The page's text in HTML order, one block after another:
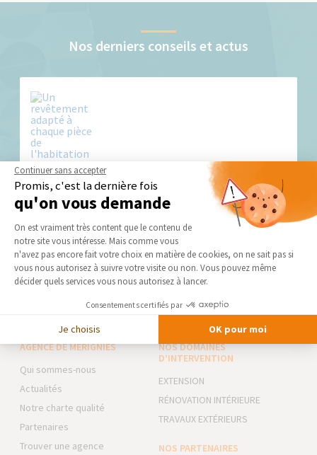
Nos derniers conseils et actus
Choisir un revêtement de sol adapté à chaque
pièce
Parquet, carrelage ou lino : les revêtements de sol se
VOIR TOUS LES CONSEILS ET INFOS
AGENCE DE MERIGNIES
Qui sommes-nous
Actualités
Notre charte qualité
Partenaires
Trouver une agence
NOS DOMAINES
D’INTERVENTION
EXTENSION
RÉNOVATION INTÉRIEURE
TRAVAUX EXTÉRIEURS
NOS PARTENAIRES
Continuer sans accepter
Promis, c'est la dernière fois
qu'on vous demande
Plateforme de Gestion du
On est vraiment très content que le contenu de
notre site vous intéresse. Mais comme vous
n'avez pas encore fait votre choix en matière de cookies, on ne sait pas si
vous nous autorisez à suivre votre visite ou non. Vous pouvez même
décider quels services vous nous autorisez à lancer.
Consentements certifiés par
Je choisis OK pour moi
Axeptio consent